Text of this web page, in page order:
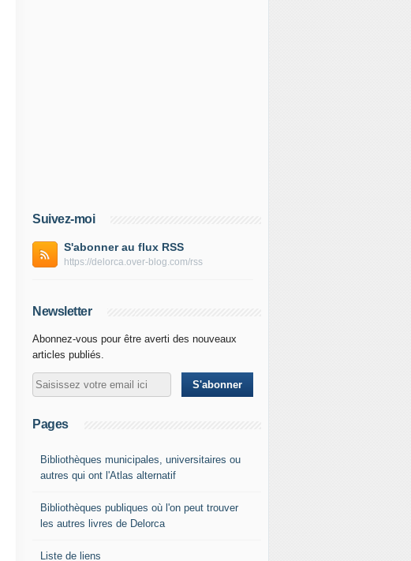
Suivez-moi
S'abonner au flux RSS
https://delorca.over-blog.com/rss
Newsletter
Abonnez-vous pour être averti des nouveaux
articles publiés.
Pages
Bibliothèques municipales, universitaires ou
autres qui ont l'Atlas alternatif
Bibliothèques publiques où l'on peut trouver
les autres livres de Delorca
Liste de liens